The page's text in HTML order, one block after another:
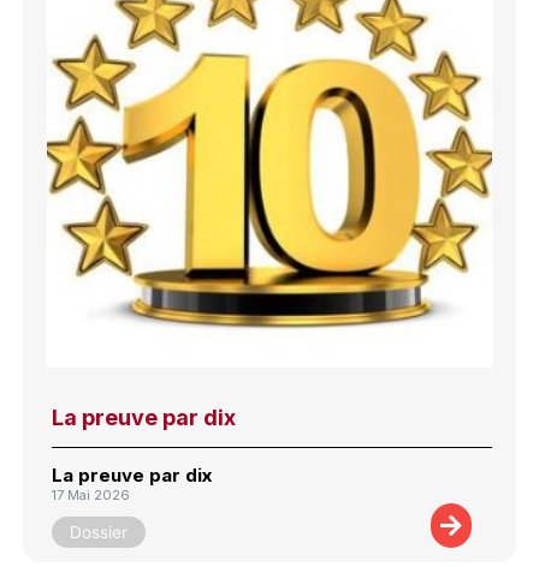
La preuve par dix
La preuve par dix
17 Mai 2026
Dossier